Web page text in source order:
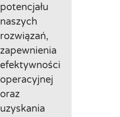
potencjału
naszych
rozwiązań,
zapewnienia
efektywności
operacyjnej
oraz
uzyskania